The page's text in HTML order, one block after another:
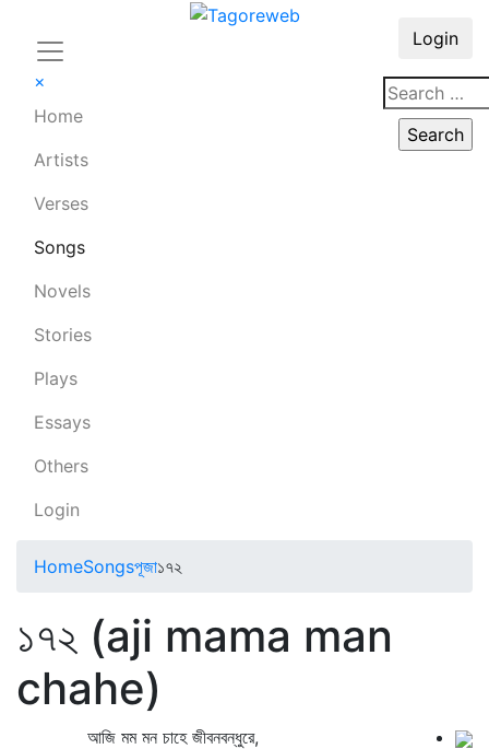
×
Home
Artists
Verses
Songs
Novels
Stories
Plays
Essays
Others
Login
Login
HomeSongsপূজা১৭২
১৭২ (aji mama man
chahe)
আজি মম মন চাহে জীবনবন্ধুরে,